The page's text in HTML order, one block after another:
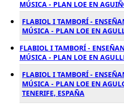
MÚSICA - PLAN LOE EN
FLABIOL I TAMBORÍ -
MÚSICA - PLAN LOE EN
FLABIOL I TAMBORÍ -
MÚSICA - PLAN LOE EN
FLABIOL I TAMBORÍ -
MÚSICA - PLAN LOE EN
TENERIFE, ESPAÑA